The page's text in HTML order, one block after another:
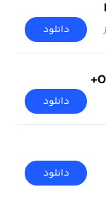
دانلود
دانلود
دانلود